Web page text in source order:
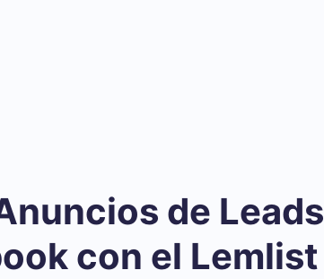
de Leads
con el Lemlist